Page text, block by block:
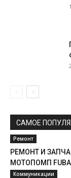
САМОЕ
Ремонт
РЕМОНТ И
МОТОПОМП
Коммуникации